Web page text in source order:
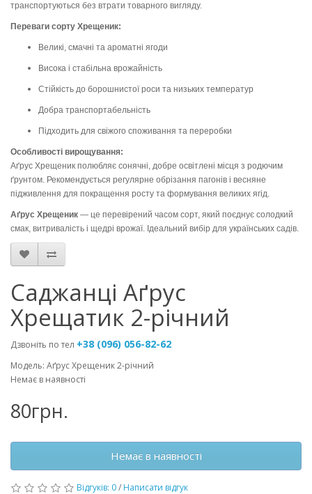
транспортуються без втрати товарного вигляду.
Переваги сорту Хрещеник:
Великі, смачні та ароматні ягоди
Висока і стабільна врожайність
Стійкість до борошнистої роси та низьких температур
Добра транспортабельність
Підходить для свіжого споживання та переробки
Особливості вирощування:
Аґрус Хрещеник полюбляє сонячні, добре освітлені місця з родючим
ґрунтом. Рекомендується регулярне обрізання пагонів і весняне
підживлення для покращення росту та формування великих ягід.
Аґрус Хрещеник — це перевірений часом сорт, який поєднує солодкий
смак, витривалість і щедрі врожаї. Ідеальний вибір для українських садів.
Саджанці Аґрус
Хрещатик 2-річний
Дзвоніть по тел +38 (096) 056-82-62
Модель: Аґрус Хрещеник 2-річний
Немає в наявності
80грн.
Немає в наявності
Відгуків: 0/ Написати відгук